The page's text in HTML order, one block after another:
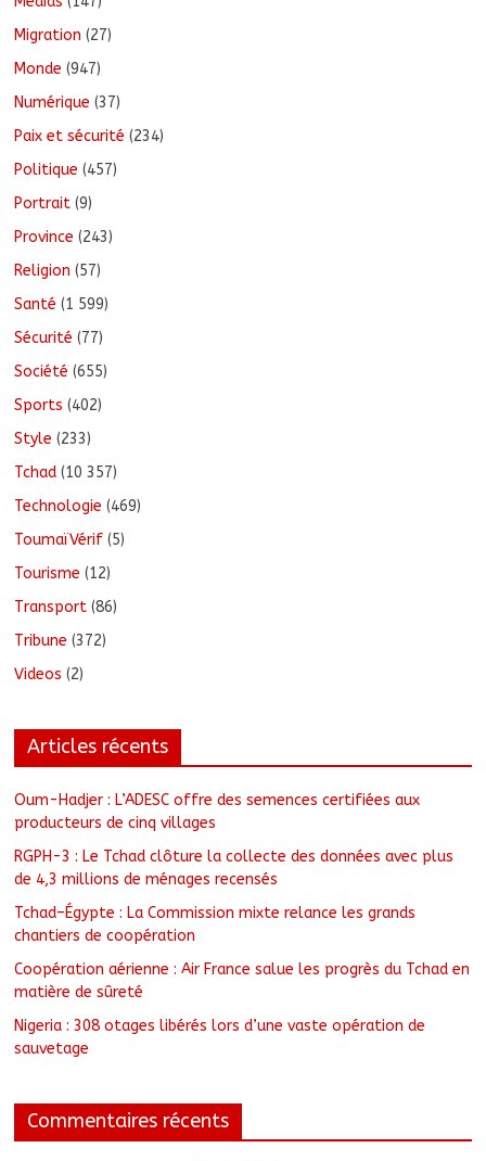
Migration (27)
Monde (947)
Numérique (37)
Paix et sécurité (234)
Politique (457)
Portrait (9)
Province (243)
Religion (57)
Santé (1 599)
Sécurité (77)
Société (655)
Sports (402)
Style (233)
Tchad (10 357)
Technologie (469)
ToumaïVérif (5)
Tourisme (12)
Transport (86)
Tribune (372)
Videos (2)
Articles récents
Oum-Hadjer : L’ADESC offre des semences certifiées aux
producteurs de cinq villages
RGPH-3 : Le Tchad clôture la collecte des données avec plus
de 4,3 millions de ménages recensés
Tchad–Égypte : La Commission mixte relance les grands
chantiers de coopération
Coopération aérienne : Air France salue les progrès du Tchad en
matière de sûreté
Nigeria : 308 otages libérés lors d’une vaste opération de
sauvetage
Commentaires récents